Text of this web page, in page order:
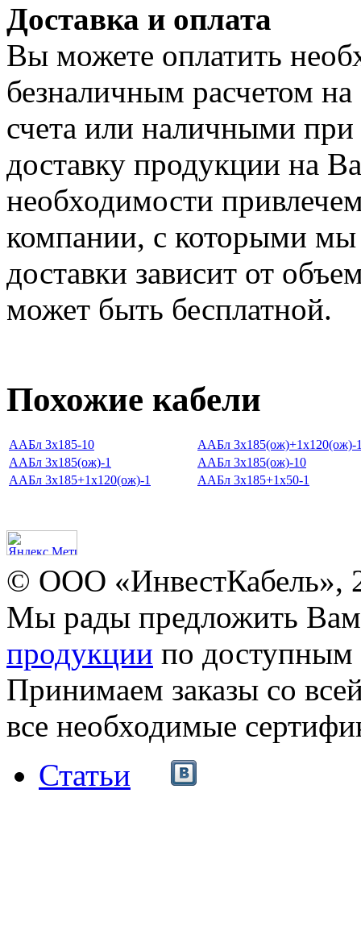
Доставка и оплата
Вы можете оплатить
безналичным расчетом
счета или наличными
доставку продукции на
необходимости
компании, с которыми
доставки зависит от
может быть бесплатной.
Похожие кабели
ААБл 3х185-10
ААБл 3х185(ож)+1х120(ож)-
ААБл 3х185(ож)-1
ААБл 3х185(ож)-10
ААБл 3х185+1х120(ож)-1
ААБл 3х185+1х50-1
© ООО «ИнвестКабель»,
Мы рады предложить
продукции по доступным
Принимаем заказы со
все необходимые
Статьи